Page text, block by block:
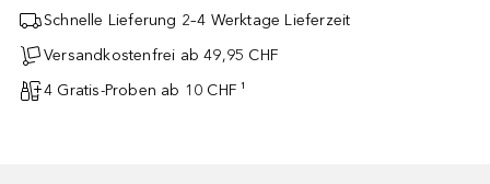
Schnelle Lieferung 2–4 Werktage Lieferzeit
Versandkostenfrei ab 49,95 CHF
4 Gratis-Proben ab 10 CHF ¹